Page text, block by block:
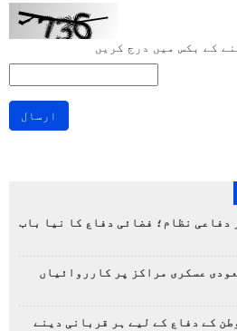
کے بکس میں درج کریں
ارسال
دفاعی نظام؛ فضائی دفاع کا نیا باب
عسکری مراکز پر کارروائیاں
کے دفاع کے لیے ہر قربانی دینے